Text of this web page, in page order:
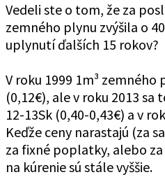
Vedeli ste o tom, že za
zemného plynu zvýšila o
uplynutí ďalších 15 rokov?
V roku 1999 1m³ zemného
(0,12€), ale v roku 2013
12-13Sk (0,40-0,43€) a v
Keďže ceny narastajú (za
za fixné poplatky, alebo
na kúrenie sú stále vyššie.